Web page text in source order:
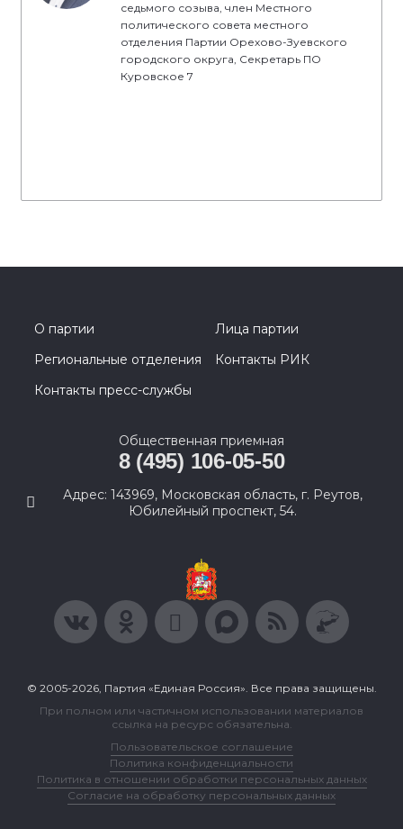
седьмого созыва, член Местного
политического совета местного
отделения Партии Орехово-Зуевского
городского округа, Секретарь ПО
Куровское 7
О партии
Лица партии
Региональные отделения
Контакты РИК
Контакты пресс-службы
Общественная приемная
8 (495) 106-05-50
Адрес: 143969, Московская область, г. Реутов,
Юбилейный проспект, 54.
© 2005-2026, Партия «Единая Россия». Все права защищены.
При полном или частичном использовании материалов
ссылка на ресурс обязательна.
Пользовательское соглашение
Политика конфиденциальности
Политика в отношении обработки персональных данных
Согласие на обработку персональных данных